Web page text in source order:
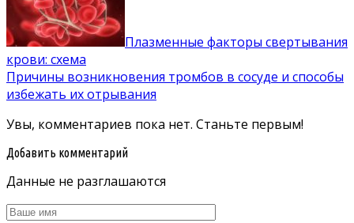
Плазменные факторы свертывания
крови: схема
Причины возникновения тромбов в сосуде и способы
избежать их отрывания
Увы, комментариев пока нет. Станьте первым!
Добавить комментарий
Данные не разглашаются